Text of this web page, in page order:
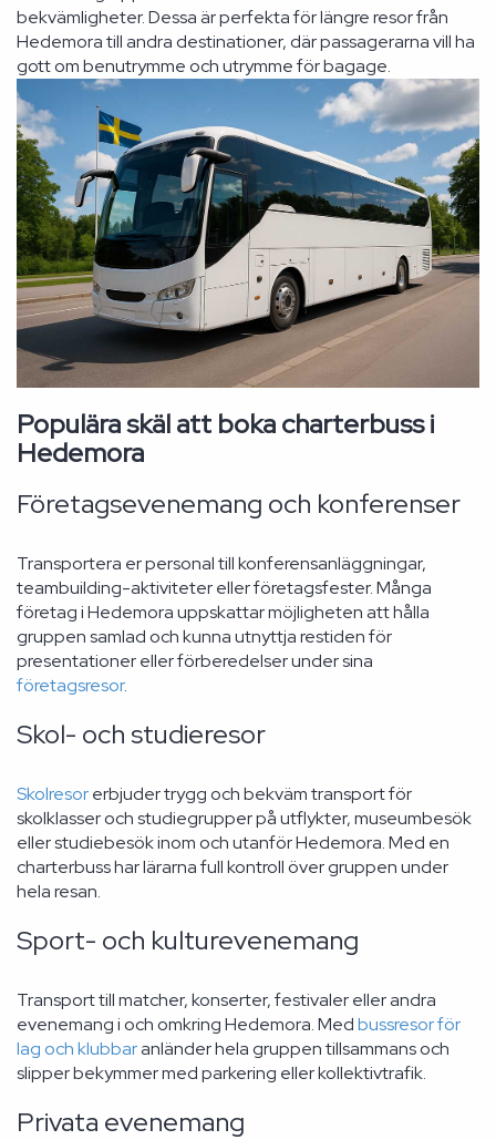
bekvämligheter. Dessa är perfekta för längre resor från
Hedemora till andra destinationer, där passagerarna vill ha
gott om benutrymme och utrymme för bagage.
Populära skäl att boka charterbuss i
Hedemora
Företagsevenemang och konferenser
Transportera er personal till konferensanläggningar,
teambuilding-aktiviteter eller företagsfester. Många
företag i Hedemora uppskattar möjligheten att hålla
gruppen samlad och kunna utnyttja restiden för
presentationer eller förberedelser under sina
företagsresor.
Skol- och studieresor
Skolresorerbjuder trygg och bekväm transport för
skolklasser och studiegrupper på utflykter, museumbesök
eller studiebesök inom och utanför Hedemora. Med en
charterbuss har lärarna full kontroll över gruppen under
hela resan.
Sport- och kulturevenemang
Transport till matcher, konserter, festivaler eller andra
evenemang i och omkring Hedemora. Medbussresor för
lag och klubbaranländer hela gruppen tillsammans och
slipper bekymmer med parkering eller kollektivtrafik.
Privata evenemang